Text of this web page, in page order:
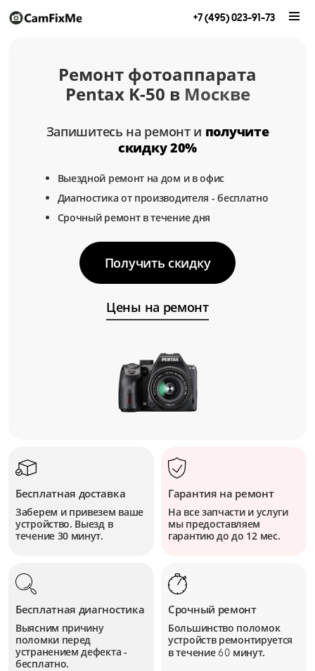
+7 (495) 023-91-73
Ремонт фотоаппарата
Pentax K-50 в Москве
Запишитесь на ремонт и получите
скидку 20%
Выездной ремонт на дом и в офис
Диагностика от производителя - бесплатно
Срочный ремонт в течение дня
Получить скидку
Цены на ремонт
Бесплатная доставка
Заберем и привезем ваше
устройство. Выезд в
течение 30 минут.
Гарантия на ремонт
На все запчасти и услуги
мы предоставляем
гарантию до до 12 мес.
Бесплатная диагностика
Выясним причину
поломки перед
устранением дефекта -
бесплатно.
Срочный ремонт
Большинство поломок
устройств ремонтируется
в течение60 минут.